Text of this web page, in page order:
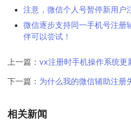
注意，微信个人号暂停新用户
微信逐步支持同一手机号注册
伴可以尝试！
上一篇： vx注册时手机操作系统更
下一篇： 为什么我的微信辅助注册
相关新闻